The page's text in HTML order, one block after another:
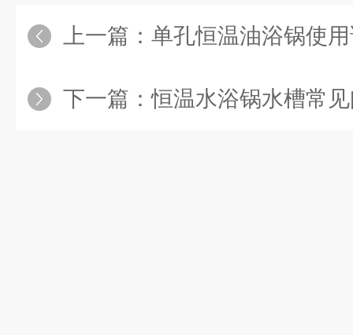
上一篇： 单孔恒温油浴锅使
下一篇：恒温水浴锅水槽常